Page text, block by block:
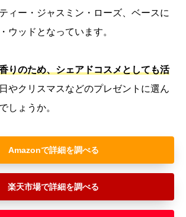
ィー・ジャスミン・ローズ、ベースに
ウッドとなっています。
りのため、シェアドコスメとしても活
やクリスマスなどのプレゼントに選ん
しょうか。
Amazon
楽天市場